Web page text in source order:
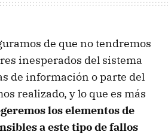
de que no tendremos
inesperados del sistema
de información o parte del
realizado, y lo que es más
los elementos de
a este tipo de fallos